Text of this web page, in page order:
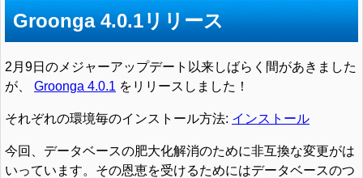
Groonga 4.0.1リリース
2月9日のメジャーアップデート以来しばらく間があきました
が、 Groonga 4.0.1 をリリースしました！
それぞれの環境毎のインストール方法: インストール
今回、データベースの肥大化解消のために非互換な変更がは
いっています。その恩恵を受けるためにはデータベースのつ